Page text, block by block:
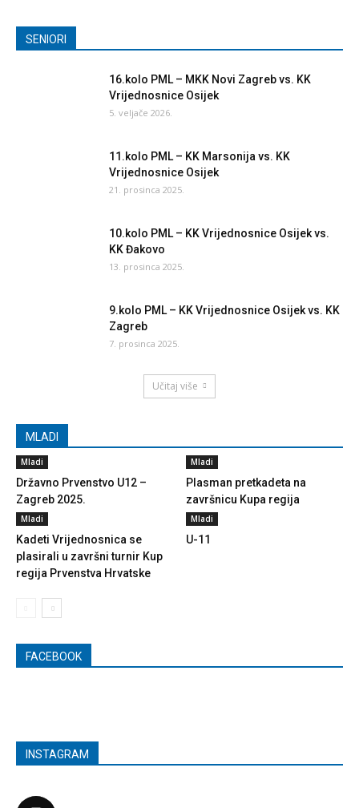
SENIORI
16.kolo PML – MKK Novi Zagreb vs. KK
Vrijednosnice Osijek
5. veljače 2026.
11.kolo PML – KK Marsonija vs. KK
Vrijednosnice Osijek
21. prosinca 2025.
10.kolo PML – KK Vrijednosnice Osijek vs.
KK Đakovo
13. prosinca 2025.
9.kolo PML – KK Vrijednosnice Osijek vs. KK
Zagreb
7. prosinca 2025.
Učitaj više
MLADI
Mladi
Državno Prvenstvo U12 –
Zagreb 2025.
Mladi
Plasman pretkadeta na
završnicu Kupa regija
Mladi
Kadeti Vrijednosnica se
plasirali u završni turnir Kup
regija Prvenstva Hrvatske
Mladi
U-11
FACEBOOK
INSTAGRAM